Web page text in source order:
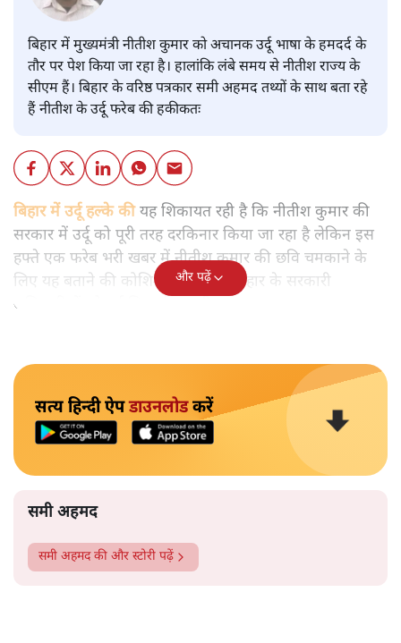
बिहार में मुख्यमंत्री नीतीश कुमार को अचानक उर्दू भाषा के हमदर्द के
तौर पर पेश किया जा रहा है। हालांकि लंबे समय से नीतीश राज्य के
सीएम हैं। बिहार के वरिष्ठ पत्रकार समी अहमद तथ्यों के साथ बता रहे
हैं नीतीश के उर्दू फरेब की हकीकतः
बिहार में उर्दू हल्के कीयह शिकायत रही है कि नीतीश कुमार की
सरकार में उर्दू को पूरी तरह दरकिनार किया जा रहा है लेकिन इस
हफ्ते एक फरेब भरी खबर में नीतीश कुमार की छवि चमकाने के
लिए यह बताने की कोशिश की गई कि बिहार के सरकारी
अधिकारियों को उर्दू सिखाई जाएगी।
और पढ़ें
सत्य हिन्दी ऐपडाउनलोडकरें
समी अहमद
समी अहमदकी और स्टोरी पढ़ें